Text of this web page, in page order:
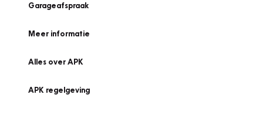
Garageafspraak
Meer informatie
Alles over APK
APK regelgeving